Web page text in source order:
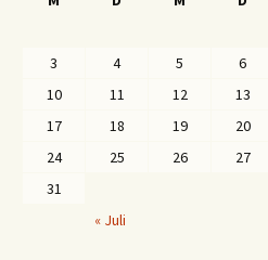
3
4 5 6
10
11 12 13
17
18 19 20
24
25 26 27
31
« Juli